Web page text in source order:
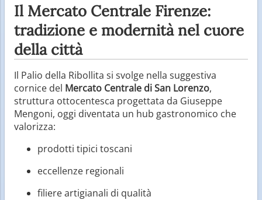
Il Mercato Centrale Firenze:
tradizione e modernità nel cuore
della città
Il Palio della Ribollita si svolge nella suggestiva
cornice del Mercato Centrale di San Lorenzo,
struttura ottocentesca progettata da Giuseppe
Mengoni, oggi diventata un hub gastronomico che
valorizza:
prodotti tipici toscani
eccellenze regionali
filiere artigianali di qualità